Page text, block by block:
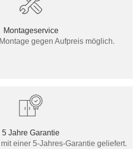
Montageservice
gegen Aufpreis möglich.
5 Jahre Garantie
einer 5-Jahres-Garantie geliefert.